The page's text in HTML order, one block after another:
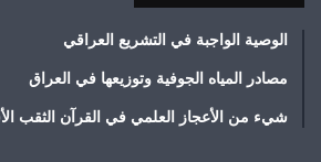
الوصية الواجبة في التشريع العراقي
مصادر المياه الجوفية وتوزيعها في العراق
شيء من الأعجاز العلمي في القرآن الثقب